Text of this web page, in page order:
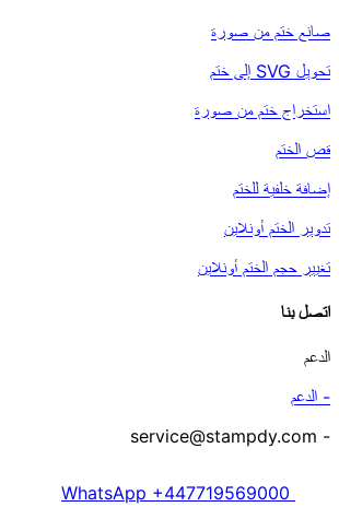
صانع ختم من صورة
تحويل SVG إلى ختم
استخراج ختم من صورة
قص الختم
إضافة خلفية للختم
تدوير الختم أونلاين
تغيير حجم الختم أونلاين
اتصل بنا
الدعم
- الدعم
- service@stampdy.com